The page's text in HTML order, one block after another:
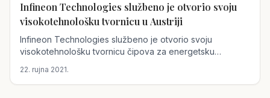
Austrija
Infineon Technologies službeno je otvorio svoju
visokotehnološku tvornicu u Austriji
Infineon Technologies službeno je otvorio svoju
visokotehnološku tvornicu čipova za energetsku
22. rujna 2021.